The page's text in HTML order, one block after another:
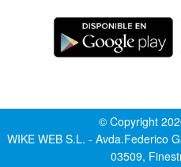
© Copyright
WIKE WEB S.L. - Avda.Federico
03509,